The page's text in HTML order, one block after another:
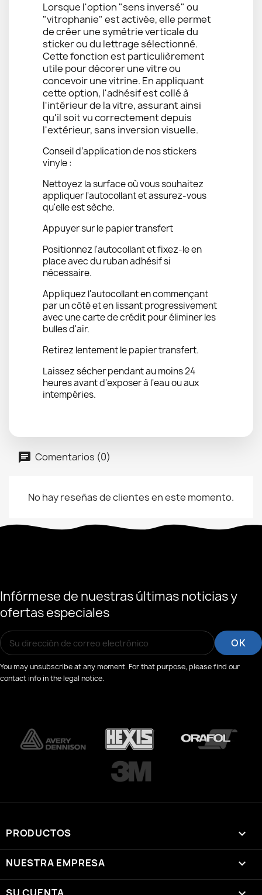
Lorsque l'option "sens inversé" ou
"vitrophanie" est activée, elle permet
de créer une symétrie verticale du
sticker ou du lettrage sélectionné.
Cette fonction est particulièrement
utile pour décorer une vitre ou
concevoir une vitrine. En appliquant
cette option, l'adhésif est collé à
l'intérieur de la vitre, assurant ainsi
qu'il soit vu correctement depuis
l'extérieur, sans inversion visuelle.
Conseil d’application de nos stickers
vinyle :
Nettoyez la surface où vous souhaitez
appliquer l'autocollant et assurez-vous
qu'elle est sèche.
Appuyer sur le papier transfert
Positionnez l'autocollant et fixez-le en
place avec du ruban adhésif si
nécessaire.
Appliquez l'autocollant en commençant
par un côté et en lissant progressivement
avec une carte de crédit pour éliminer les
bulles d'air.
Retirez lentement le papier transfert.
Laissez sécher pendant au moins 24
heures avant d'exposer à l'eau ou aux
intempéries.
Comentarios (0)
No hay reseñas de clientes en este momento.
Infórmese de nuestras últimas noticias y
ofertas especiales
You may unsubscribe at any moment. For that purpose, please find our
contact info in the legal notice.
PRODUCTOS 
NUESTRA EMPRESA 